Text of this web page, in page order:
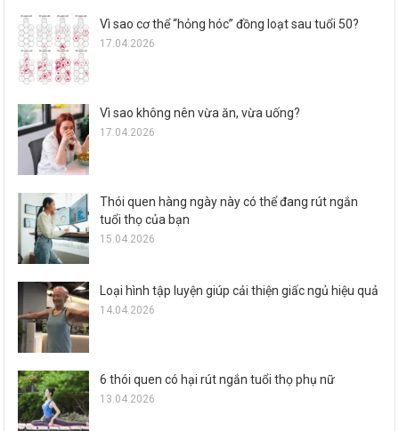
Vì sao cơ thể “hỏng hóc” đồng loạt sau tuổi 50?
17.04.2026
Vì sao không nên vừa ăn, vừa uống?
17.04.2026
Thói quen hàng ngày này có thể đang rút ngắn
tuổi thọ của bạn
15.04.2026
Loại hình tập luyện giúp cải thiện giấc ngủ hiệu quả
14.04.2026
6 thói quen có hại rút ngắn tuổi thọ phụ nữ
13.04.2026